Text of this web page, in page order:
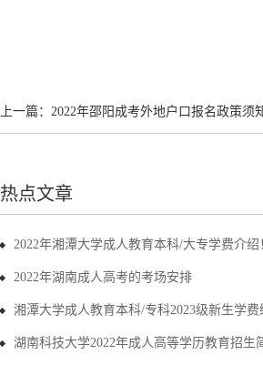
上一篇： 2022年邵阳成考外地户口报名政策须
热点文章
2022年湘潭大学成人教育本科/大专学费介绍
2022年湖南成人高考的考场安排
湘潭大学成人教育本科/专科2023级新生学费
湖南科技大学2022年成人高等学历教育招生